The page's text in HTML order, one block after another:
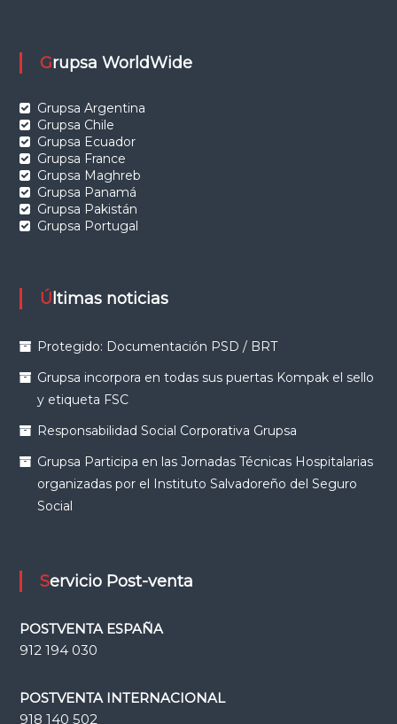
Grupsa WorldWide
Grupsa Argentina
Grupsa Chile
Grupsa Ecuador
Grupsa France
Grupsa Maghreb
Grupsa Panamá
Grupsa Pakistán
Grupsa Portugal
Últimas noticias
Protegido: Documentación PSD / BRT
Grupsa incorpora en todas sus puertas Kompak el sello
y etiqueta FSC
Responsabilidad Social Corporativa Grupsa
Grupsa Participa en las Jornadas Técnicas Hospitalarias
organizadas por el Instituto Salvadoreño del Seguro
Social
Servicio Post-venta
POSTVENTA ESPAÑA
912 194 030
POSTVENTA INTERNACIONAL
918 140 502